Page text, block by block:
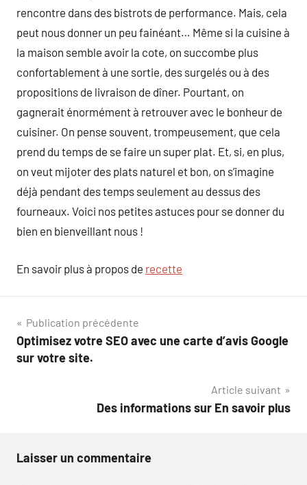
rencontre dans des bistrots de performance. Mais, cela
peut nous donner un peu fainéant… Même si la cuisine à
la maison semble avoir la cote, on succombe plus
confortablement à une sortie, des surgelés ou à des
propositions de livraison de dîner. Pourtant, on
gagnerait énormément à retrouver avec le bonheur de
cuisiner. On pense souvent, trompeusement, que cela
prend du temps de se faire un super plat. Et, si, en plus,
on veut mijoter des plats naturel et bon, on s’imagine
déjà pendant des temps seulement au dessus des
fourneaux. Voici nos petites astuces pour se donner du
bien en bienveillant nous !
En savoir plus à propos de recette
Navigation
de
Publication précédente
Optimisez votre SEO avec une carte d’avis Google
sur votre site.
Article suivant
Des informations sur En savoir plus
Laisser un commentaire